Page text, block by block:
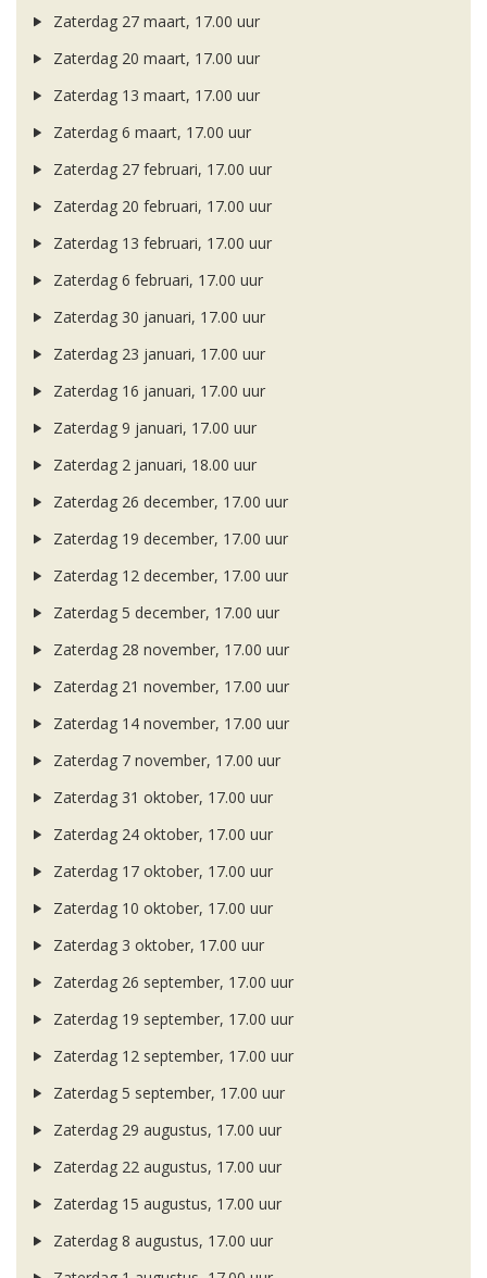
Zaterdag 27 maart, 17.00 uur
Zaterdag 20 maart, 17.00 uur
Zaterdag 13 maart, 17.00 uur
Zaterdag 6 maart, 17.00 uur
Zaterdag 27 februari, 17.00 uur
Zaterdag 20 februari, 17.00 uur
Zaterdag 13 februari, 17.00 uur
Zaterdag 6 februari, 17.00 uur
Zaterdag 30 januari, 17.00 uur
Zaterdag 23 januari, 17.00 uur
Zaterdag 16 januari, 17.00 uur
Zaterdag 9 januari, 17.00 uur
Zaterdag 2 januari, 18.00 uur
Zaterdag 26 december, 17.00 uur
Zaterdag 19 december, 17.00 uur
Zaterdag 12 december, 17.00 uur
Zaterdag 5 december, 17.00 uur
Zaterdag 28 november, 17.00 uur
Zaterdag 21 november, 17.00 uur
Zaterdag 14 november, 17.00 uur
Zaterdag 7 november, 17.00 uur
Zaterdag 31 oktober, 17.00 uur
Zaterdag 24 oktober, 17.00 uur
Zaterdag 17 oktober, 17.00 uur
Zaterdag 10 oktober, 17.00 uur
Zaterdag 3 oktober, 17.00 uur
Zaterdag 26 september, 17.00 uur
Zaterdag 19 september, 17.00 uur
Zaterdag 12 september, 17.00 uur
Zaterdag 5 september, 17.00 uur
Zaterdag 29 augustus, 17.00 uur
Zaterdag 22 augustus, 17.00 uur
Zaterdag 15 augustus, 17.00 uur
Zaterdag 8 augustus, 17.00 uur